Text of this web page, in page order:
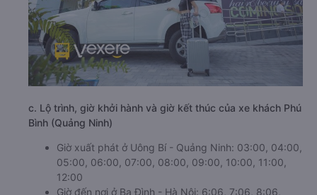
c. Lộ trình, giờ khởi hành và giờ kết thúc của xe khách Phú
Bình (Quảng Ninh)
Giờ xuất phát ở Uông Bí - Quảng Ninh: 03:00, 04:00,
05:00, 06:00, 07:00, 08:00, 09:00, 10:00, 11:00,
12:00
Giờ đến nơi ở Ba Đình - Hà Nội: 6:06, 7:06, 8:06,